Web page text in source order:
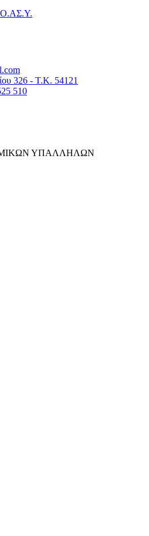
326 - Τ.Κ. 54121
510
ΥΠΑΛΛΗΛΩΝ